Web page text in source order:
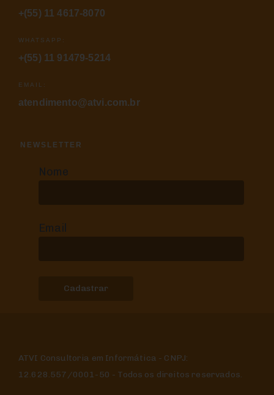
+(55) 11 4617-8070
WHATSAPP:
+(55) 11 91479-5214
EMAIL:
atendimento@atvi.com.br
NEWSLETTER
Nome
Email
ATVI Consultoria em Informática - CNPJ:
12.628.557/0001-50 - Todos os direitos reservados.